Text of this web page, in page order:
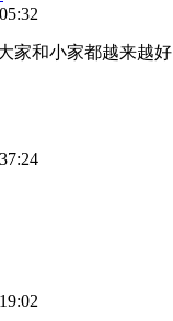
家和小家都越来越好